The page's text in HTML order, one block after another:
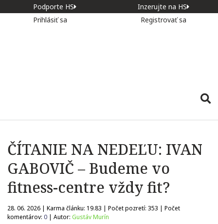
Podporte HS
Inzerujte na HS
Prihlásiť sa
Registrovať sa
ČÍTANIE NA NEDEĽU: IVAN
GABOVIČ – Budeme vo
fitness-centre vždy fit?
28. 06. 2026 | Karma článku: 19.83 | Počet pozretí: 353 | Počet
komentárov: 0 | Autor: Gustáv Murín